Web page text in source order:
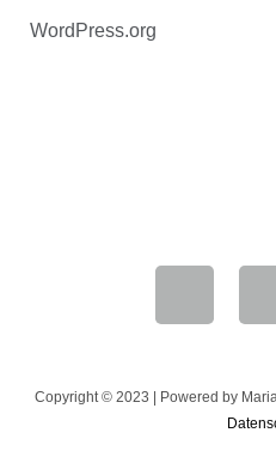
WordPress.org
Copyright © 2023 | Powered by